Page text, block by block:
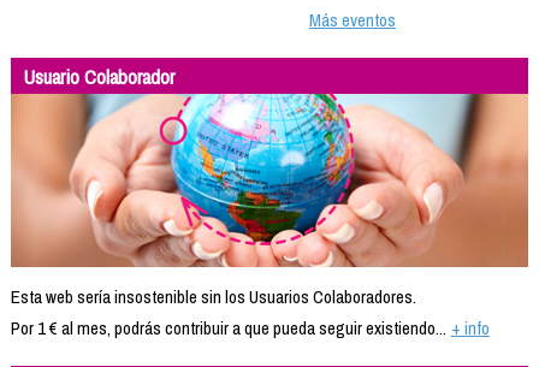
Más eventos
Usuario Colaborador
Esta web sería insostenible sin los Usuarios Colaboradores.
Por 1 € al mes, podrás contribuir a que pueda seguir existiendo... + info